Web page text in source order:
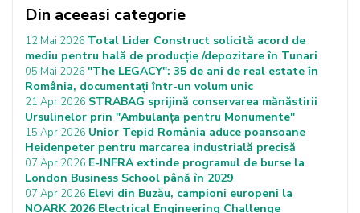
Din aceeasi categorie
12 Mai 2026 Total Lider Construct solicită acord de
mediu pentru hală de producție /depozitare în Tunari
05 Mai 2026 "The LEGACY": 35 de ani de real estate în
România, documentați într-un volum unic
21 Apr 2026 STRABAG sprijină conservarea mănăstirii
Ursulinelor prin "Ambulanța pentru Monumente"
15 Apr 2026 Unior Tepid România aduce poansoane
Heidenpeter pentru marcarea industrială precisă
07 Apr 2026 E-INFRA extinde programul de burse la
London Business School până în 2029
07 Apr 2026 Elevi din Buzău, campioni europeni la
NOARK 2026 Electrical Engineering Challenge